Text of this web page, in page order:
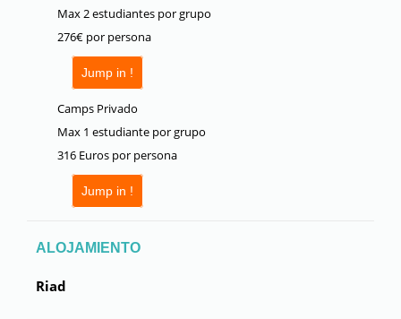
Max 2 estudiantes por grupo
276€ por persona
Jump in !
Camps Privado
Max 1 estudiante por grupo
316 Euros por persona
Jump in !
ALOJAMIENTO
Riad